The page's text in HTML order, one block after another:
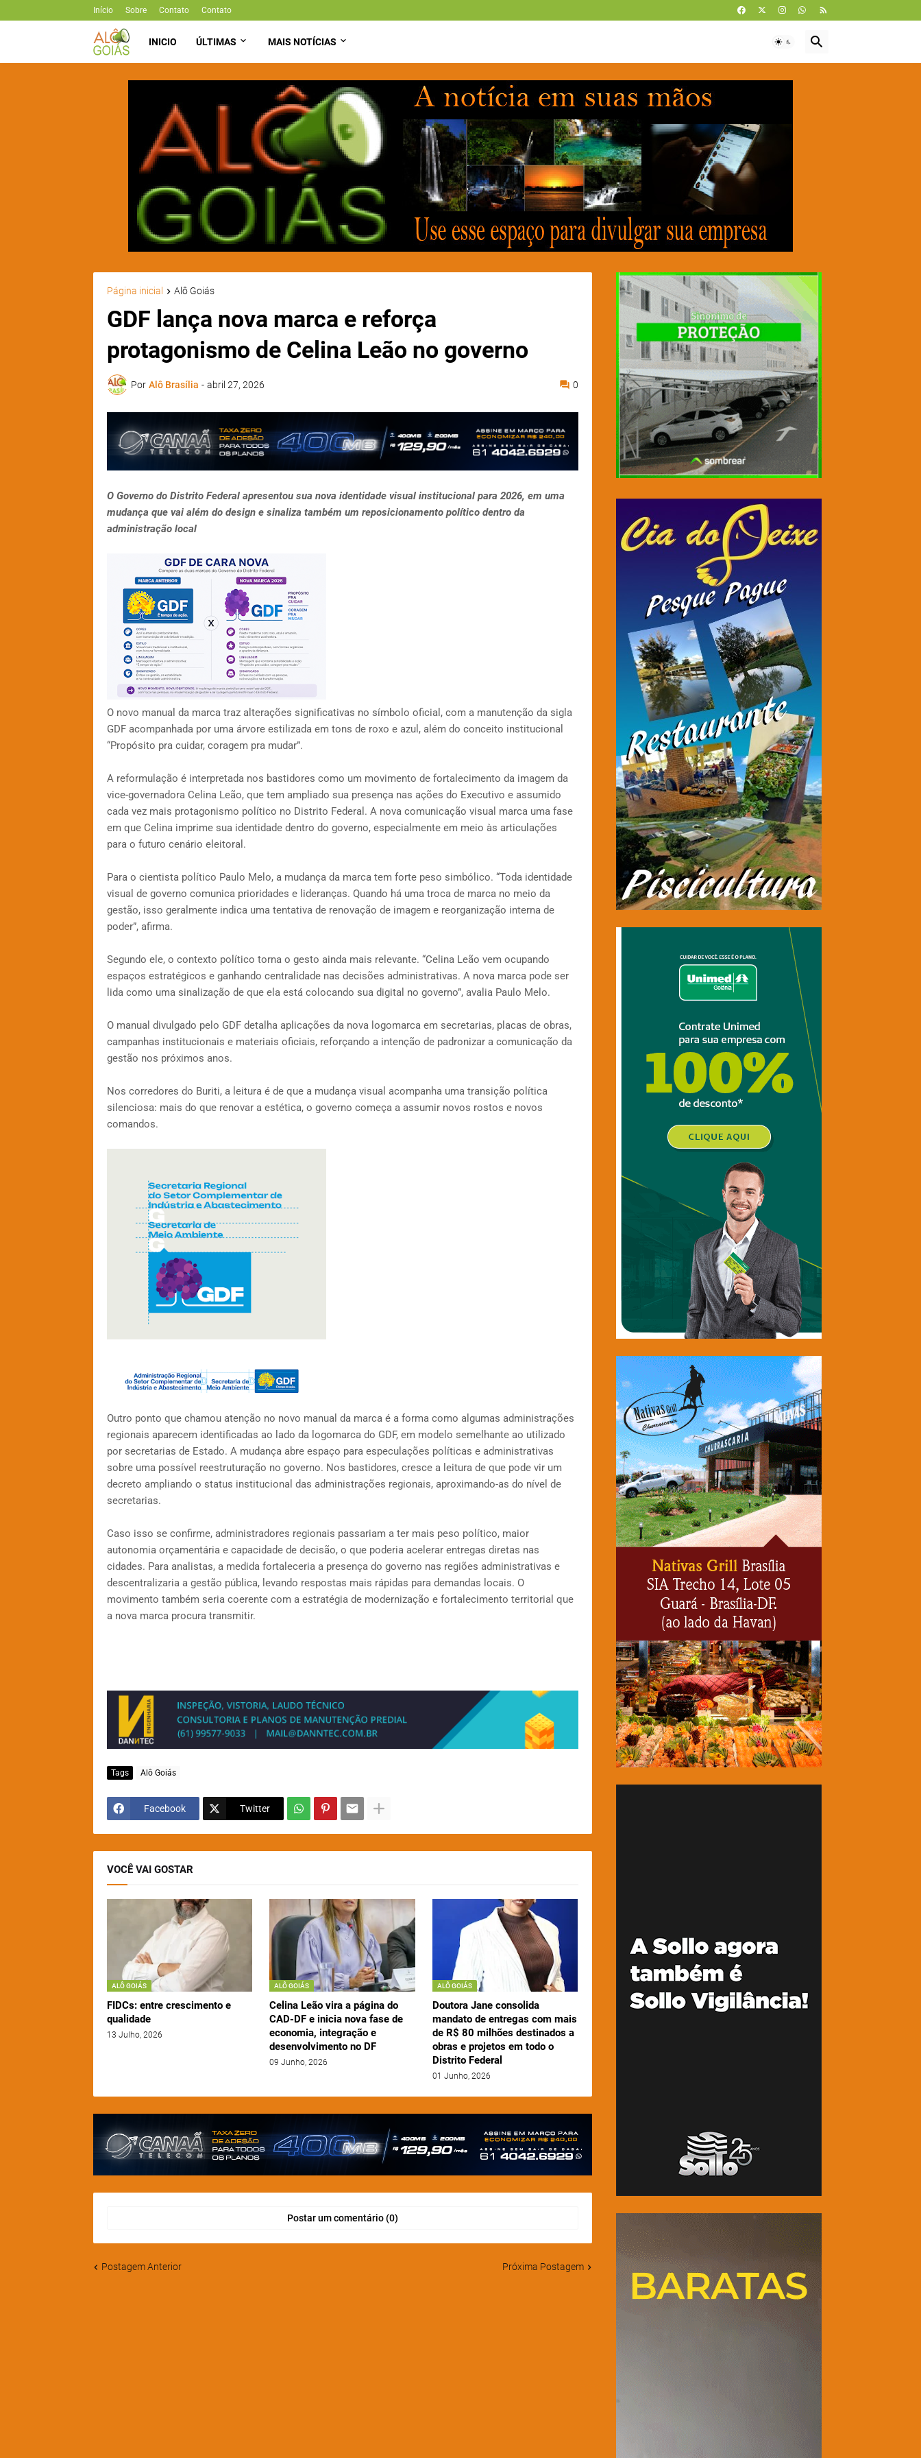
Início Sobre Contato Contato
INICIO ÚLTIMAS MAIS NOTÍCIAS
Página inicial Alô Goiás
GDF lança nova marca e reforça
protagonismo de Celina Leão no governo
Por Alô Brasília - abril 27, 2026 0
O Governo do Distrito Federal apresentou sua nova identidade visual institucional para 2026, em uma
mudança que vai além do design e sinaliza também um reposicionamento político dentro da
administração local
O novo manual da marca traz alterações significativas no símbolo oficial, com a manutenção da sigla
GDF acompanhada por uma árvore estilizada em tons de roxo e azul, além do conceito institucional
“Propósito pra cuidar, coragem pra mudar”.
A reformulação é interpretada nos bastidores como um movimento de fortalecimento da imagem da
vice-governadora Celina Leão, que tem ampliado sua presença nas ações do Executivo e assumido
cada vez mais protagonismo político no Distrito Federal. A nova comunicação visual marca uma fase
em que Celina imprime sua identidade dentro do governo, especialmente em meio às articulações
para o futuro cenário eleitoral.
Para o cientista político Paulo Melo, a mudança da marca tem forte peso simbólico. “Toda identidade
visual de governo comunica prioridades e lideranças. Quando há uma troca de marca no meio da
gestão, isso geralmente indica uma tentativa de renovação de imagem e reorganização interna de
poder”, afirma.
Segundo ele, o contexto político torna o gesto ainda mais relevante. “Celina Leão vem ocupando
espaços estratégicos e ganhando centralidade nas decisões administrativas. A nova marca pode ser
lida como uma sinalização de que ela está colocando sua digital no governo”, avalia Paulo Melo.
O manual divulgado pelo GDF detalha aplicações da nova logomarca em secretarias, placas de obras,
campanhas institucionais e materiais oficiais, reforçando a intenção de padronizar a comunicação da
gestão nos próximos anos.
Nos corredores do Buriti, a leitura é de que a mudança visual acompanha uma transição política
silenciosa: mais do que renovar a estética, o governo começa a assumir novos rostos e novos
comandos.
Outro ponto que chamou atenção no novo manual da marca é a forma como algumas administrações
regionais aparecem identificadas ao lado da logomarca do GDF, em modelo semelhante ao utilizado
por secretarias de Estado. A mudança abre espaço para especulações políticas e administrativas
sobre uma possível reestruturação no governo. Nos bastidores, cresce a leitura de que pode vir um
decreto ampliando o status institucional das administrações regionais, aproximando-as do nível de
secretarias.
Caso isso se confirme, administradores regionais passariam a ter mais peso político, maior
autonomia orçamentária e capacidade de decisão, o que poderia acelerar entregas diretas nas
cidades. Para analistas, a medida fortaleceria a presença do governo nas regiões administrativas e
descentralizaria a gestão pública, levando respostas mais rápidas para demandas locais. O
movimento também seria coerente com a estratégia de modernização e fortalecimento territorial que
a nova marca procura transmitir.
Tags Alô Goiás
Facebook Twitter
VOCÊ VAI GOSTAR
ALÔ GOIÁS
FIDCs: entre crescimento e
qualidade
13 Julho, 2026
ALÔ GOIÁS
Celina Leão vira a página do
CAD-DF e inicia nova fase de
economia, integração e
desenvolvimento no DF
09 Junho, 2026
ALÔ GOIÁS
Doutora Jane consolida
mandato de entregas com mais
de R$ 80 milhões destinados a
obras e projetos em todo o
Distrito Federal
01 Junho, 2026
Postar um comentário (0)
Postagem Anterior Próxima Postagem